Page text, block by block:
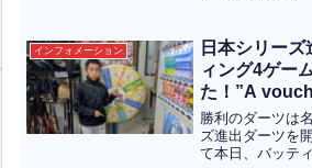
は、なんと合計
原さんが...全文
インフォメーション
日本シリー
ィング4ゲー
た！”A
games from
Entry Darts!”
JPN】
勝利のダーツは
ズ進出ダーツを
て本日、バッテ